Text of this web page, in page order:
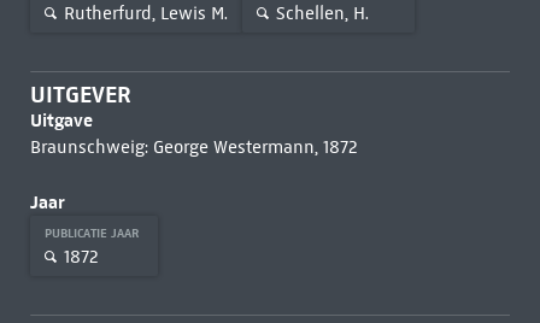
Rutherfurd, Lewis M. Schellen, H.
UITGEVER
Uitgave
Braunschweig: George Westermann, 1872
Jaar
PUBLICATIE JAAR
1872